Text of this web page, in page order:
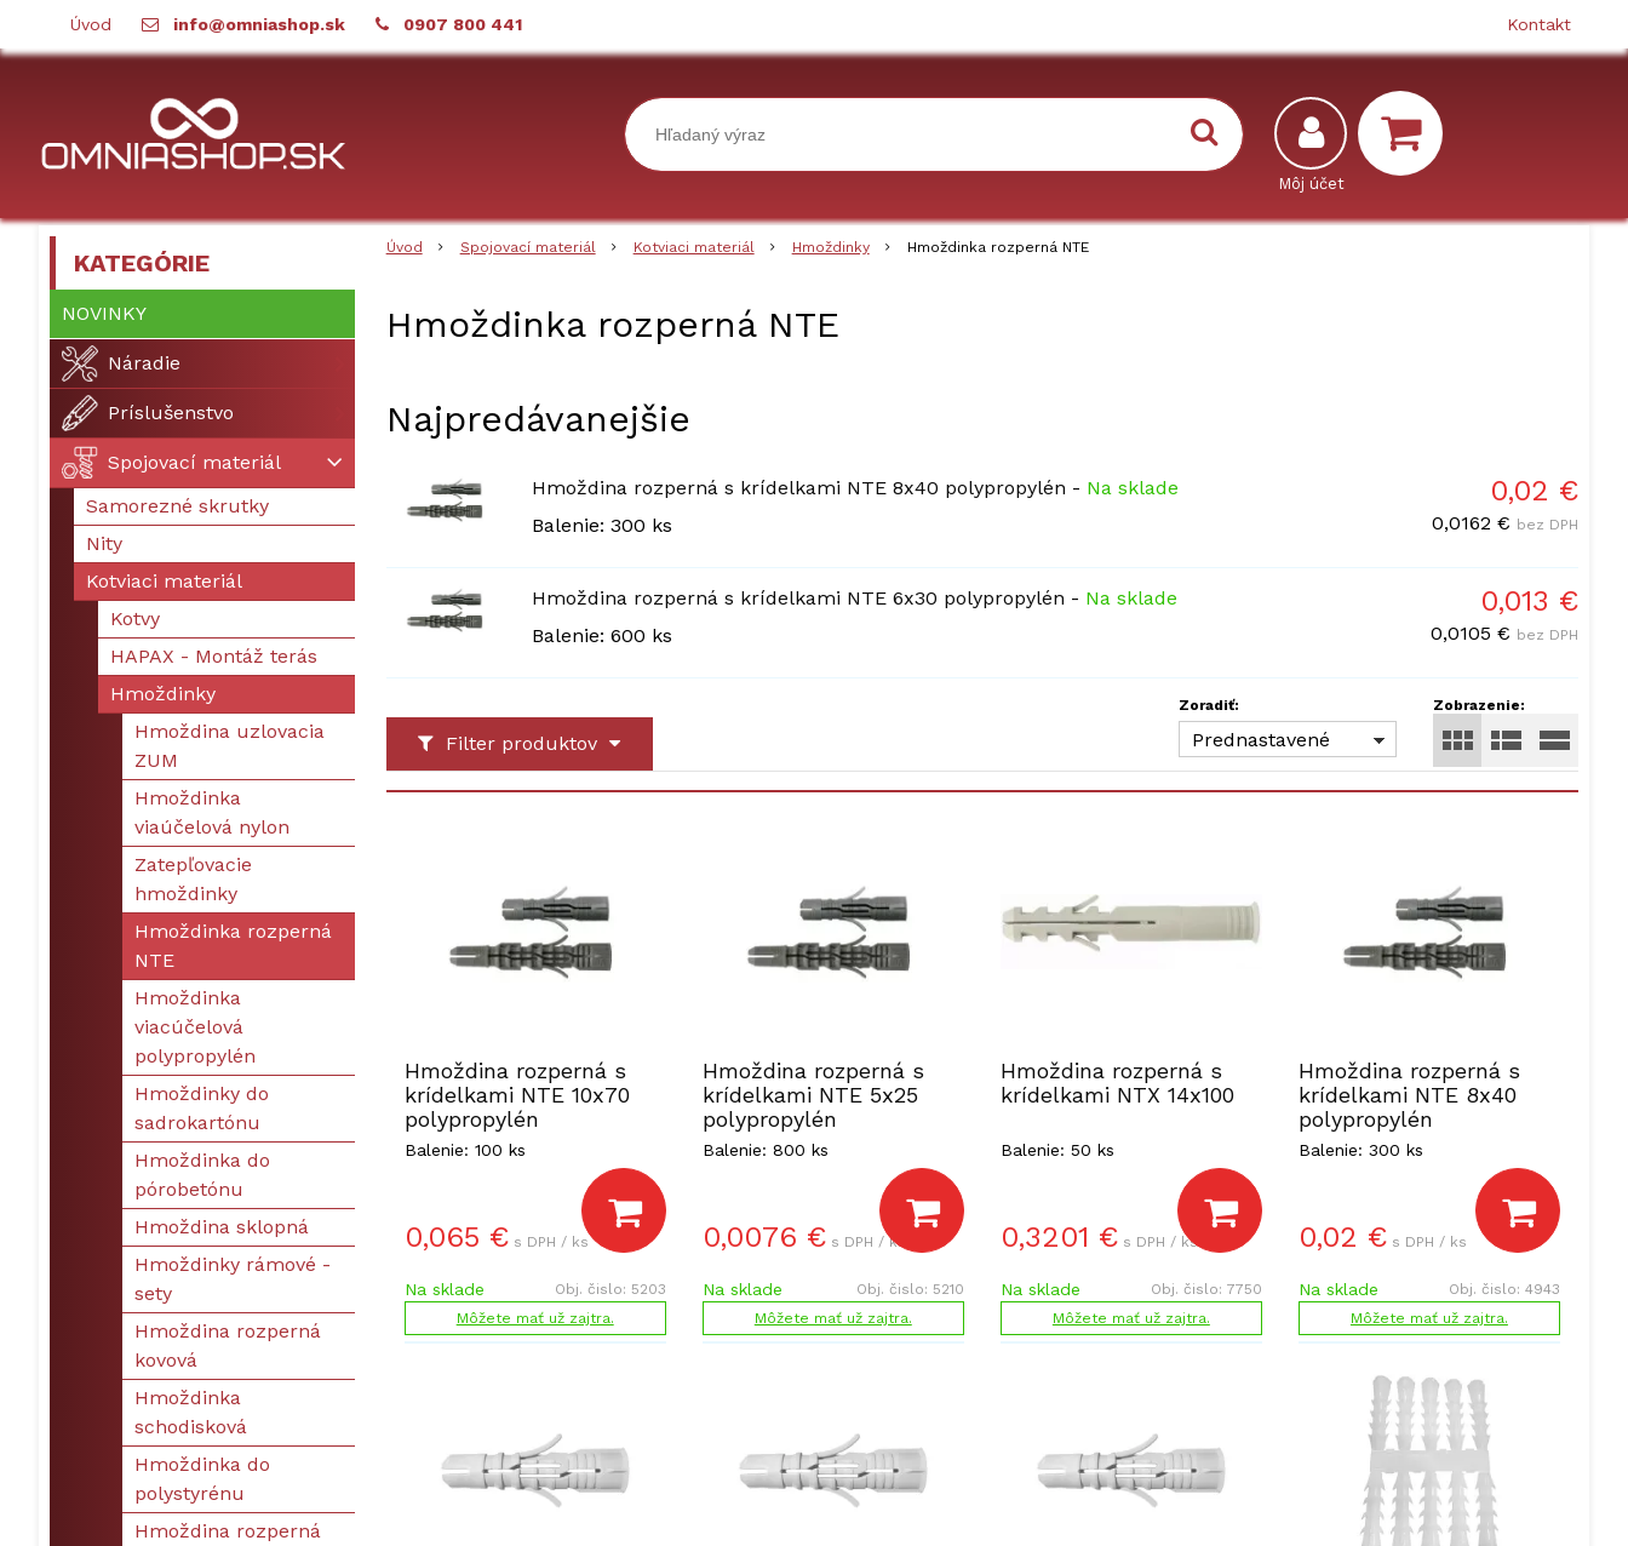
Úvod info@omniashop.sk 0907 800 441 Kontakt
Úvod Spojovací materiál Kotviaci materiál Hmoždinky Hmoždinka rozperná NTE
Hmoždinka rozperná NTE
Najpredávanejšie
Hmoždina rozperná s krídelkami NTE 8x40 polypropylén - Na sklade
Balenie: 300 ks
0,02 €
0,0162 € bez DPH
Hmoždina rozperná s krídelkami NTE 6x30 polypropylén - Na sklade
Balenie: 600 ks
0,013 €
0,0105 € bez DPH
Filter produktov
Zobrazenie:
Zoradiť:
Prednastavené
Hmoždina rozperná s
krídelkami NTE 10x70
polypropylén
Balenie: 100 ks
0,065 € s DPH / ks
Na sklade Obj. čislo: 5203
Môžete mať už zajtra.
Hmoždina rozperná s
krídelkami NTE 5x25
polypropylén
Balenie: 800 ks
0,0076 € s DPH / ks
Na sklade Obj. čislo: 5210
Môžete mať už zajtra.
Hmoždina rozperná s
krídelkami NTX 14x100
Balenie: 50 ks
0,3201 € s DPH / ks
Na sklade Obj. čislo: 7750
Môžete mať už zajtra.
Hmoždina rozperná s
krídelkami NTE 8x40
polypropylén
Balenie: 300 ks
0,02 € s DPH / ks
Na sklade Obj. čislo: 4943
Môžete mať už zajtra.
KATEGÓRIE
NOVINKY
Náradie
Príslušenstvo
Spojovací materiál
Samorezné skrutky
Nity
Kotviaci materiál
Kotvy
HAPAX - Montáž terás
Hmoždinky
Hmoždina uzlovacia
ZUM
Hmoždinka
viaúčelová nylon
Zatepľovacie
hmoždinky
Hmoždinka rozperná
NTE
Hmoždinka
viacúčelová
polypropylén
Hmoždinky do
sadrokartónu
Hmoždinka do
pórobetónu
Hmoždina sklopná
Hmoždinky rámové -
sety
Hmoždina rozperná
kovová
Hmoždinka
schodisková
Hmoždinka do
polystyrénu
Hmoždina rozperná